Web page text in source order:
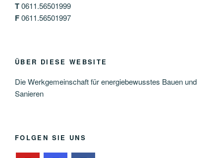
T0611.56501999
F0611.56501997
ÜBER DIESE WEBSITE
Die Werkgemeinschaft für energiebewusstes Bauen und
Sanieren
FOLGEN SIE UNS